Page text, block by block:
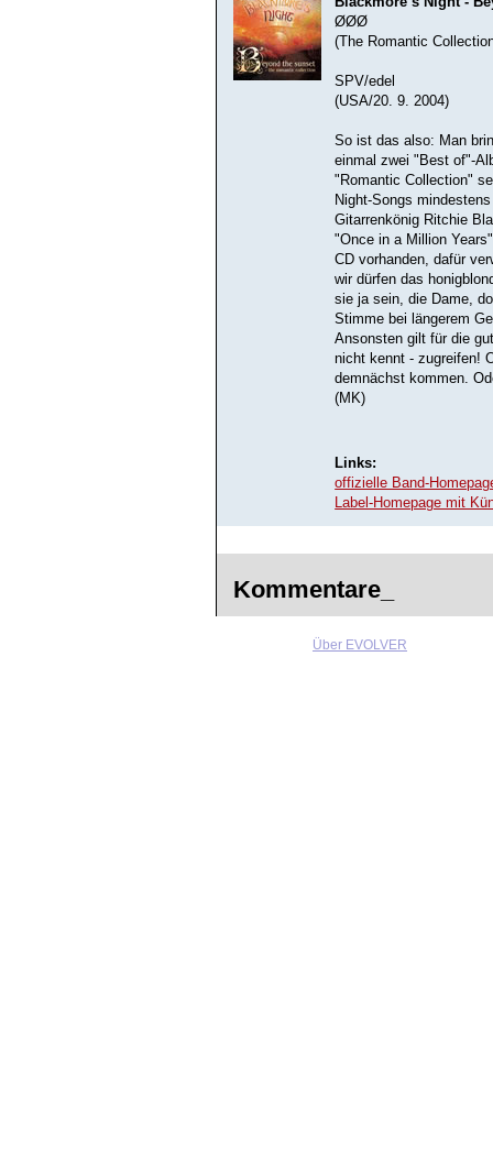
ØØØ
(The Romantic
SPV/edel
(USA/20. 9. 2004)
So ist das also: Man
einmal zwei "Best of"-
"Romantic Collection"
Night-Songs
Gitarrenkönig Ritchie
"Once in a Million
CD vorhanden, dafür
wir dürfen das
sie ja sein, die Dame,
Stimme bei längerem
Ansonsten gilt für die
nicht kennt - zugreifen!
demnächst kommen.
(MK)
Links:
offizielle Band-
Label-Homepage mit
Kommentare_
Über EVOLVER